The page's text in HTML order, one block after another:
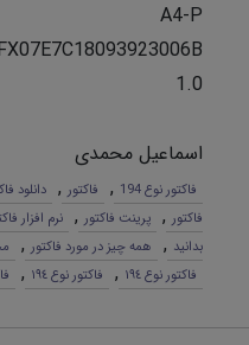
A4-P
1.0
اسماعیل محمدی
فاکتور نوع 194 , فاکتور , دانلود
فاکتور , پرینت فاکتور , نرم افزار
بدانید , همه چیز در مورد فاکتور ,
فاکتور نوع ١٩٤ , فاکتور نوع ١٩٤ ,